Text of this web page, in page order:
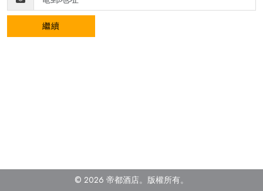
繼續
© 2026 帝都酒店。版權所有。